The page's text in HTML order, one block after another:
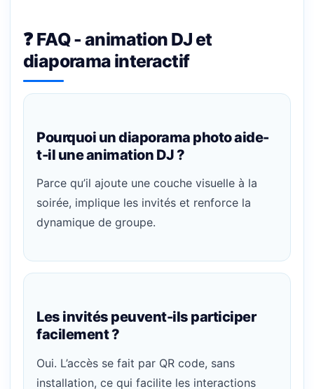
❓ FAQ - animation DJ et
diaporama interactif
Pourquoi un diaporama photo aide-
t-il une animation DJ ?
Parce qu’il ajoute une couche visuelle à la
soirée, implique les invités et renforce la
dynamique de groupe.
Les invités peuvent-ils participer
facilement ?
Oui. L’accès se fait par QR code, sans
installation, ce qui facilite les interactions